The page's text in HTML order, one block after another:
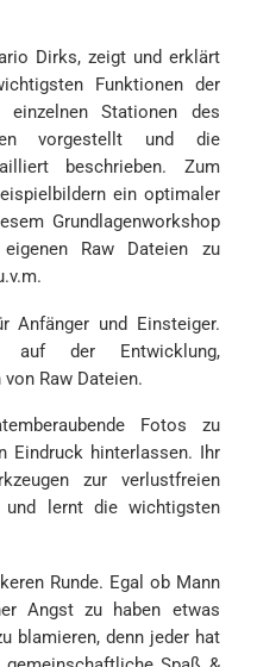
Dirks, zeigt und erklärt
Funktionen der
Stationen des
vorgestellt und die
beschrieben. Zum
ein optimaler
Grundlagenworkshop
Raw Dateien zu
Anfänger und Einsteiger.
auf der Entwicklung,
Raw Dateien.
Fotos zu
Eindruck hinterlassen. Ihr
zur verlustfreien
und lernt die wichtigsten
Runde. Egal ob Mann
Angst zu haben etwas
blamieren, denn jeder hat